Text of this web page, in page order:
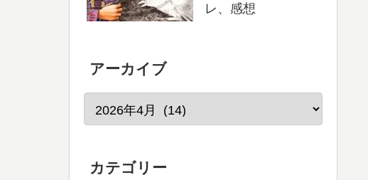
レ、感想
アーカイブ
カテゴリー